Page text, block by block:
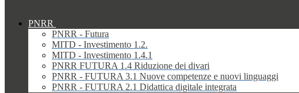
PNRR
PNRR - Futura
MITD - Investimento 1.2.
MITD - Investimento 1.4.1
PNRR FUTURA 1.4 Riduzione dei divari
PNRR - FUTURA 3.1 Nuove competenze e nuovi linguaggi
PNRR - FUTURA 2.1 Didattica digitale integrata